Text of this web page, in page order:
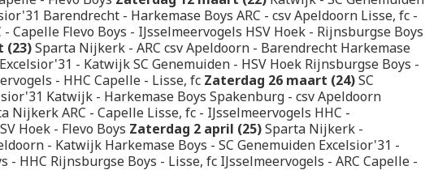
Barendrecht - Harkemase Boys ARC - csv Apeldoorn Lisse, fc -
Capelle Flevo Boys - IJsselmeervogels HSV Hoek - Rijnsburgse Boys
(23)Sparta Nijkerk - ARC csv Apeldoorn - Barendrecht Harkemase
- Katwijk SC Genemuiden - HSV Hoek Rijnsburgse Boys -
- HHC Capelle - Lisse, fc Zaterdag 26 maart (24)SC
Katwijk - Harkemase Boys Spakenburg - csv Apeldoorn
Nijkerk ARC - Capelle Lisse, fc - IJsselmeervogels HHC -
Hoek - Flevo Boys Zaterdag 2 april (25)Sparta Nijkerk -
- Katwijk Harkemase Boys - SC Genemuiden Excelsior'31 -
- HHC Rijnsburgse Boys - Lisse, fc IJsselmeervogels - ARC Capelle -